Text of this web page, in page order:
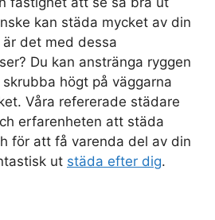
kan städa mycket av din
det med dessa
Du kan anstränga ryggen
högt på väggarna
Våra refererade städare
erfarenheten att städa
för att få varenda del av din
ut städa efter dig.